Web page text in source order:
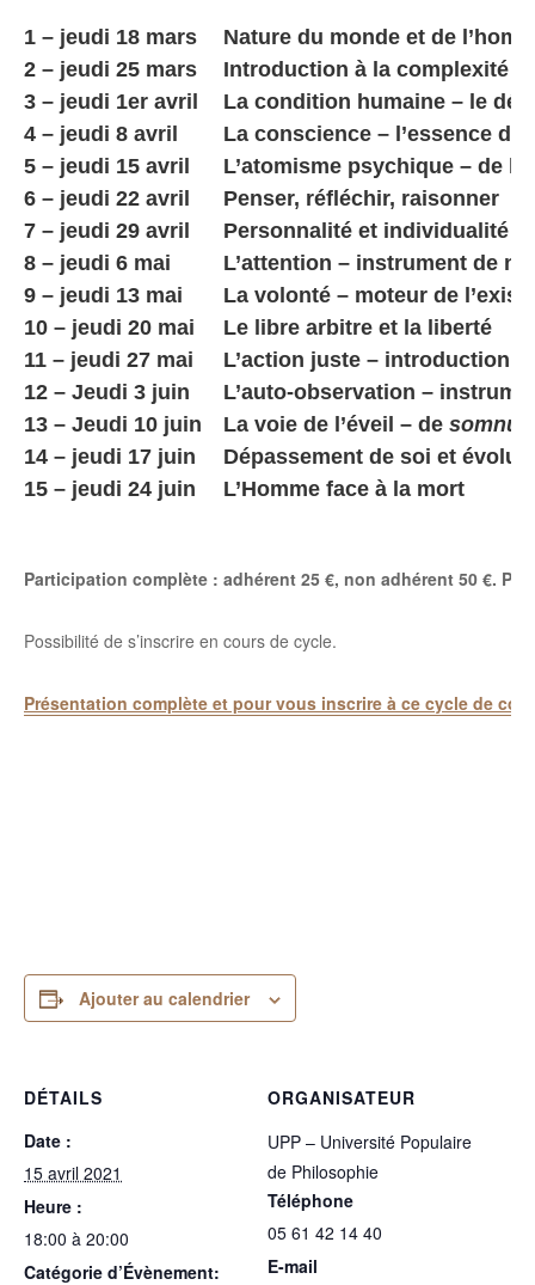
1 – jeudi 18 mars
Nature du monde et de
2 – jeudi 25 mars
Introduction à la complexité
3 – jeudi 1er avril
La condition humaine – le défi
4 – jeudi 8 avril
La conscience – l’essence de
5 – jeudi 15 avril
L’atomisme psychique – de
6 – jeudi 22 avril
Penser, réfléchir, raisonner
7 – jeudi 29 avril
Personnalité et individualité
8 – jeudi 6 mai
L’attention – instrument de
9 – jeudi 13 mai
La volonté – moteur de
10 – jeudi 20 mai
Le libre arbitre et la liberté
11 – jeudi 27 mai
L’action juste – introduction
12 – Jeudi 3 juin
L’auto-observation –
13 – Jeudi 10 juin
La voie de l’éveil – de somnus
14 – jeudi 17 juin
Dépassement de soi et
15 – jeudi 24 juin
L’Homme face à la mort
Participation complète : adhérent 25 €, non adhérent 50 €.
Possibilité de s’inscrire en cours de cycle.
Présentation complète et pour vous inscrire à ce cycle de
Ajouter au calendrier
DÉTAILS
Date :
15 avril 2021
Heure :
18:00 à 20:00
Catégorie d’Évènement:
ORGANISATEUR
UPP – Université Populaire
de Philosophie
Téléphone
05 61 42 14 40
E-mail